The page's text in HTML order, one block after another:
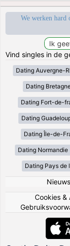
We werken hard
Vind singles in de
Dating Auvergne-
Dating
Dating Fort-de-
Dating
Dating Île-de-
Dating Normandie
Dating Pays de
Nieuws
Cookies &